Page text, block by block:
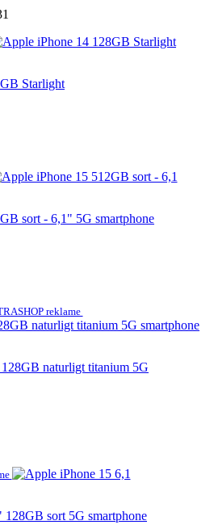
Starlight
sort - 6,1" 5G smartphone
reklame
naturligt titanium 5G
sort 5G smartphone